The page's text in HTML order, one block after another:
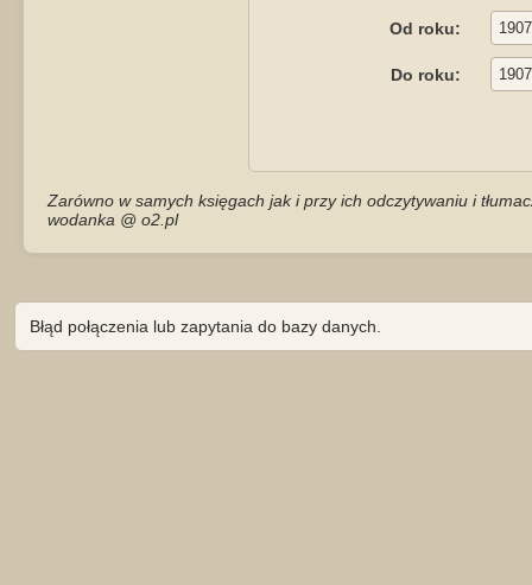
Od roku:
Do roku:
Zarówno w samych księgach jak i przy ich odczytywaniu i
wodanka @ o2.pl
Błąd połączenia lub zapytania do bazy danych.